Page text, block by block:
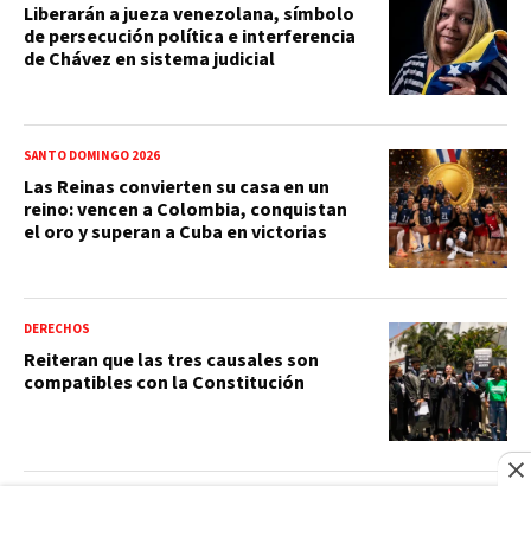
Liberarán a jueza venezolana, símbolo
de persecución política e interferencia
de Chávez en sistema judicial
SANTO DOMINGO 2026
Las Reinas convierten su casa en un
reino: vencen a Colombia, conquistan
el oro y superan a Cuba en victorias
DERECHOS
Reiteran que las tres causales son
compatibles con la Constitución